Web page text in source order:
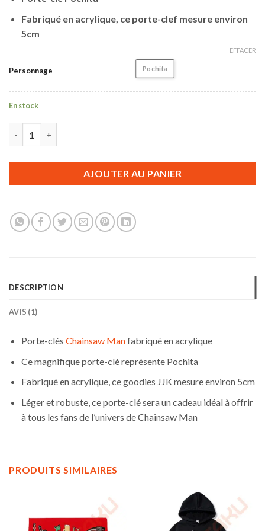
Fabriqué en acrylique, ce porte-clef mesure environ
5cm
Personnage Pochita
EFFACER
En stock
AJOUTER AU PANIER
DESCRIPTION
AVIS (1)
Porte-clés Chainsaw Manfabriqué en acrylique
Ce magnifique porte-clé représente Pochita
Fabriqué en acrylique, ce goodies JJK mesure environ 5cm
Léger et robuste, ce porte-clé sera un cadeau idéal à offrir
à tous les fans de l’univers de Chainsaw Man
PRODUITS SIMILAIRES